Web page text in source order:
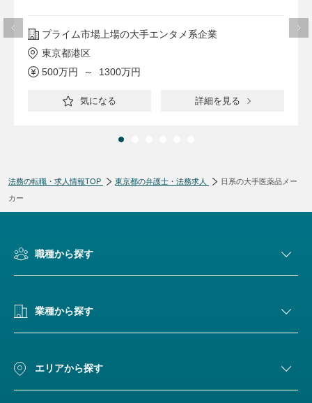
プライム市場上場の大手エンタメ系企業
東京都港区
500万円 ～ 1300万円
気になる 詳細を見る
法務の転職・求人情報TOP 東京都の弁護士・法務求人
日系の大手医薬品メー
カー
職種から探す
業種から探す
エリアから探す